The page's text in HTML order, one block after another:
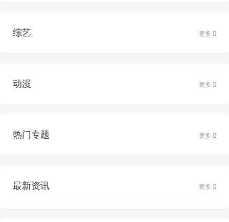
综艺 更多
动漫 更多
热门专题 更多
最新资讯 更多